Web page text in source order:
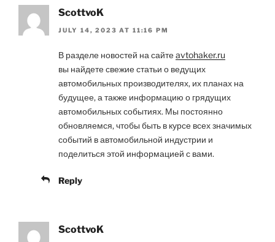
ScottvoK
JULY 14, 2023 AT 11:16 PM
В разделе новостей на сайтеavtohaker.ru
вы найдете свежие статьи о ведущих
автомобильных производителях, их планах на
будущее, а также информацию о грядущих
автомобильных событиях. Мы постоянно
обновляемся, чтобы быть в курсе всех значимых
событий в автомобильной индустрии и
поделиться этой информацией с вами.
Reply
ScottvoK